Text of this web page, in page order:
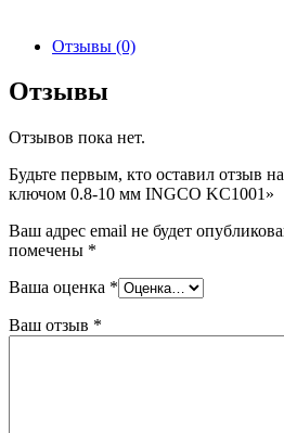
Отзывы (0)
Отзывы
Отзывов пока нет.
Будьте первым, кто оставил отзыв
ключом 0.8-10 мм INGCO KC1001»
Ваш адрес email не будет
помечены *
Ваша оценка *
Ваш отзыв *